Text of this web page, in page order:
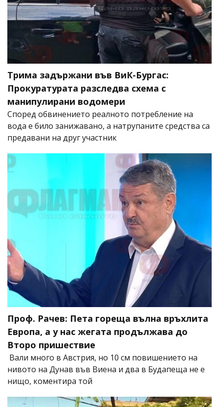
Трима задържани във ВиК-Бургас:
Прокуратурата разследва схема с
манипулирани водомери
Според обвинението реалното потребление на
вода е било занижавано, а натрупаните средства са
предавани на друг участник
Проф. Рачев: Пета гореща вълна връхлита
Европа, а у нас жегата продължава до
Второ пришествие
Вали много в Австрия, но 10 см повишението на
нивото на Дунав във Виена и два в Будапеща не е
нищо, коментира той